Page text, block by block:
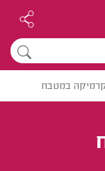
קרמיקה במטבח